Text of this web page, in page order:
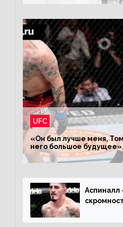
UFC
«Он был лучше меня,
него большое
о поражении Аспиналлу
Аспиналл
дерьмо»